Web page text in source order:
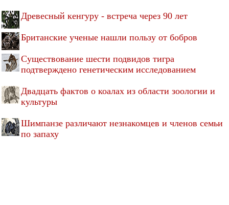
Древесный кенгуру - встреча через 90 лет
Британские ученые нашли пользу от бобров
Существование шести подвидов тигра
подтверждено генетическим исследованием
Двадцать фактов о коалах из области зоологии и
культуры
Шимпанзе различают незнакомцев и членов семьи
по запаху